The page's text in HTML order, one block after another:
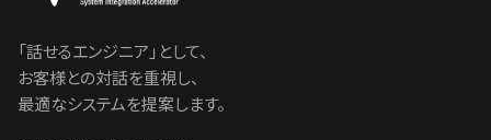
「話せるエンジニア」として、
お客様との対話を重視し、
最適なシステムを提案します。